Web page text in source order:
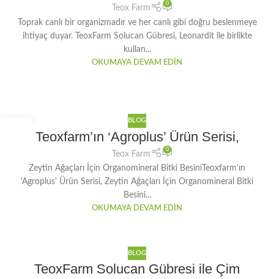
Teox Farm
0
Toprak canlı bir organizmadır ve her canlı gibi doğru beslenmeye
ihtiyaç duyar. TeoxFarm Solucan Gübresi, Leonardit ile birlikte
kullan...
OKUMAYA DEVAM EDIN
BLOG
Teoxfarm’ın ‘Agroplus’ Ürün Serisi,
Teox Farm
0
Zeytin Ağaçları İçin Organomineral Bitki BesiniTeoxfarm'ın
'Agroplus' Ürün Serisi, Zeytin Ağaçları İçin Organomineral Bitki
Besini...
OKUMAYA DEVAM EDIN
BLOG
TeoxFarm Solucan Gübresi ile Çim